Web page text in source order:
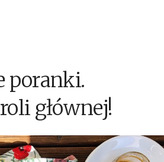
poranki.
głównej!